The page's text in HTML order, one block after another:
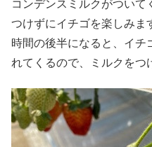
コンデンスミルクがついて
つけずにイチゴを楽しみま
時間の後半になると、イチ
れてくるので、ミルクをつ